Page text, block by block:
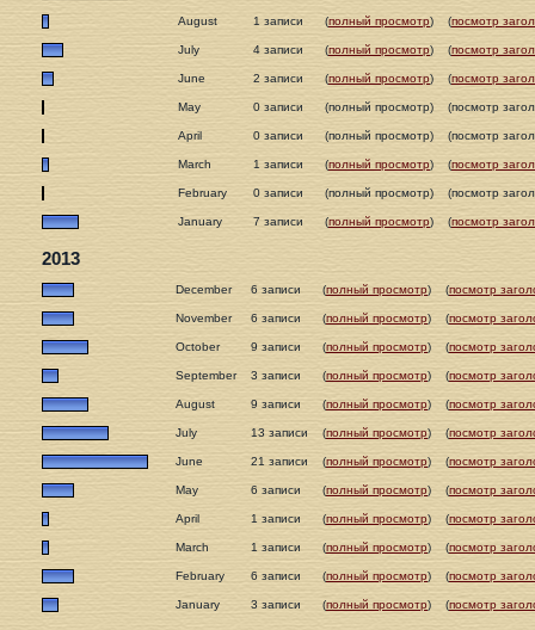
August 1 записи (полный просмотр) (посмотр
July 4 записи (полный просмотр) (посмотр
June 2 записи (полный просмотр) (посмотр
May 0 записи (полный просмотр) (посмотр
April 0 записи (полный просмотр) (посмотр
March 1 записи (полный просмотр) (посмотр
February 0 записи (полный просмотр) (посмотр
January 7 записи (полный просмотр) (посмотр
2013
December 6 записи (полный просмотр) (посмотр
November 6 записи (полный просмотр) (посмотр
October 9 записи (полный просмотр) (посмотр
September 3 записи (полный просмотр) (посмотр
August 9 записи (полный просмотр) (посмотр
July 13 записи (полный просмотр) (посмотр
June 21 записи (полный просмотр) (посмотр
May 6 записи (полный просмотр) (посмотр
April 1 записи (полный просмотр) (посмотр
March 1 записи (полный просмотр) (посмотр
February 6 записи (полный просмотр) (посмотр
January 3 записи (полный просмотр) (посмотр